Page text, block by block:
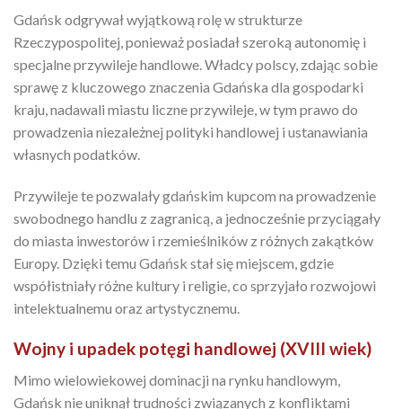
Gdańsk odgrywał wyjątkową rolę w strukturze
Rzeczypospolitej, ponieważ posiadał szeroką autonomię i
specjalne przywileje handlowe. Władcy polscy, zdając sobie
sprawę z kluczowego znaczenia Gdańska dla gospodarki
kraju, nadawali miastu liczne przywileje, w tym prawo do
prowadzenia niezależnej polityki handlowej i ustanawiania
własnych podatków.
Przywileje te pozwalały gdańskim kupcom na prowadzenie
swobodnego handlu z zagranicą, a jednocześnie przyciągały
do miasta inwestorów i rzemieślników z różnych zakątków
Europy. Dzięki temu Gdańsk stał się miejscem, gdzie
współistniały różne kultury i religie, co sprzyjało rozwojowi
intelektualnemu oraz artystycznemu.
Wojny i upadek potęgi handlowej (XVIII wiek)
Mimo wielowiekowej dominacji na rynku handlowym,
Gdańsk nie uniknął trudności związanych z konfliktami